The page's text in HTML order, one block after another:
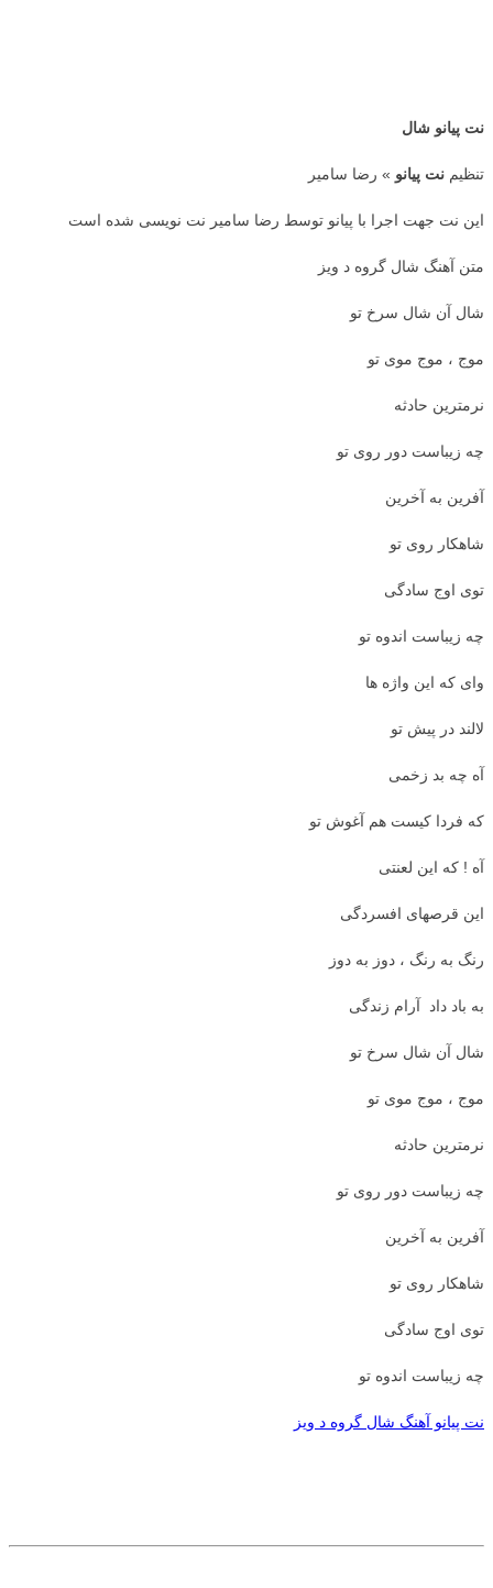
نت پیانو شال
تنظیم نت پیانو » رضا سامیر
این نت جهت اجرا با پیانو توسط رضا سامیر نت نویسی شده است
متن آهنگ شال گروه د ویز
شال آن شال سرخ تو
موج ، موج موی تو
نرمترین حادثه
چه زیباست دور روی تو
آفرین به آخرین
شاهکار روی تو
توی اوج سادگی
چه زیباست اندوه تو
وای که این واژه ها
لالند در پیش تو
آه چه بد زخمی
که فردا کیست هم آغوش تو
آه ! که این لعنتی
این قرصهای افسردگی
رنگ به رنگ ، دوز به دوز
به باد داد آرام زندگی
شال آن شال سرخ تو
موج ، موج موی تو
نرمترین حادثه
چه زیباست دور روی تو
آفرین به آخرین
شاهکار روی تو
توی اوج سادگی
چه زیباست اندوه تو
نت پیانو آهنگ شال گروه د ویز